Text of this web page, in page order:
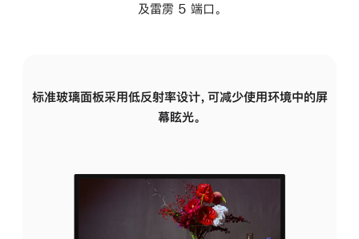
及雷雳 5 端口。
标准玻璃面板采用低反射率设计，可减少使用环境中的屏
幕眩光。